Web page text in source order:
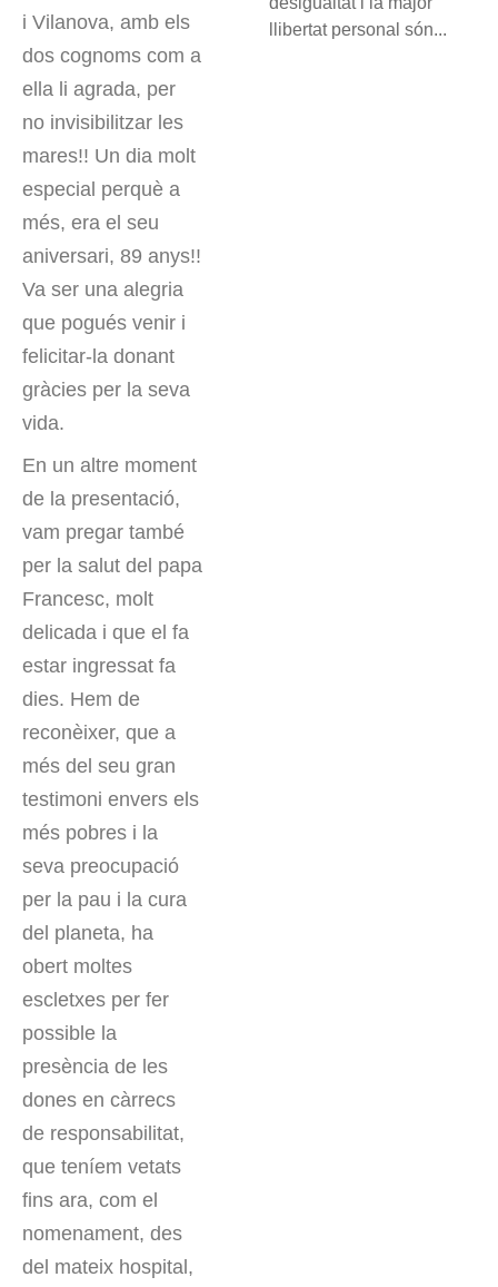
i Vilanova, amb els
dos cognoms com a
ella li agrada, per
no invisibilitzar les
mares!! Un dia molt
especial perquè a
més, era el seu
aniversari, 89 anys!!
Va ser una alegria
que pogués venir i
felicitar-la donant
gràcies per la seva
vida.
En un altre moment
de la presentació,
vam pregar també
per la salut del papa
Francesc, molt
delicada i que el fa
estar ingressat fa
dies. Hem de
reconèixer, que a
més del seu gran
testimoni envers els
més pobres i la
seva preocupació
per la pau i la cura
del planeta, ha
obert moltes
escletxes per fer
possible la
presència de les
dones en càrrecs
de responsabilitat,
que teníem vetats
fins ara, com el
nomenament, des
del mateix hospital,
llibertat personal són...